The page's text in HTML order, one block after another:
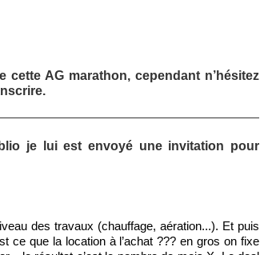
AG marathon, cependant n’hésitez
je lui est envoyé une invitation pour
des travaux (chauffage, aération...). Et puis
ce que la location à l’achat ??? en gros on fixe